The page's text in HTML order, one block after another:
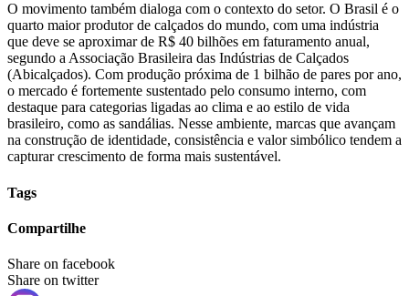
O movimento também dialoga com o contexto do setor. O Brasil é o
quarto maior produtor de calçados do mundo, com uma indústria
que deve se aproximar de R$ 40 bilhões em faturamento anual,
segundo a Associação Brasileira das Indústrias de Calçados
(Abicalçados). Com produção próxima de 1 bilhão de pares por ano,
o mercado é fortemente sustentado pelo consumo interno, com
destaque para categorias ligadas ao clima e ao estilo de vida
brasileiro, como as sandálias. Nesse ambiente, marcas que avançam
na construção de identidade, consistência e valor simbólico tendem a
capturar crescimento de forma mais sustentável.
Tags
Compartilhe
Share on facebook
Share on twitter